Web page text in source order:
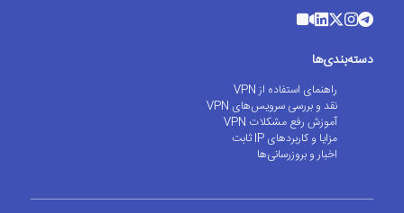
دسته‌بندی‌ها
راهنمای استفاده از VPN
نقد و بررسی سرویس‌های VPN
آموزش رفع مشکلات VPN
مزایا و کاربردهای IP ثابت
اخبار و بروزرسانی‌ها